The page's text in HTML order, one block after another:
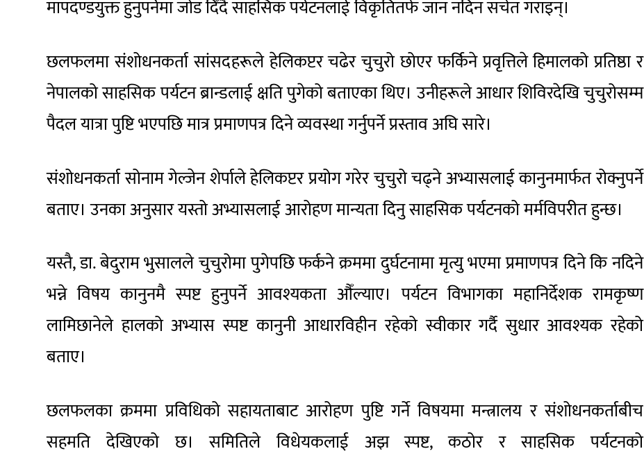
मापदण्डयुक्त हुनुपर्नेमा जोड दिँदै साहसिक पर्यटनलाई विकृतितर्फ जान नदिन सचेत गराइन्।
छलफलमा संशोधनकर्ता सांसदहरूले हेलिकप्टर चढेर चुचुरो छोएर फर्किने प्रवृत्तिले हिमालको प्रतिष्ठा र
नेपालको साहसिक पर्यटन ब्रान्डलाई क्षति पुगेको बताएका थिए। उनीहरूले आधार शिविरदेखि चुचुरोसम्म
पैदल यात्रा पुष्टि भएपछि मात्र प्रमाणपत्र दिने व्यवस्था गर्नुपर्ने प्रस्ताव अघि सारे।
संशोधनकर्ता सोनाम गेल्जेन शेर्पाले हेलिकप्टर प्रयोग गरेर चुचुरो चढ्ने अभ्यासलाई कानुनमार्फत रोक्नुपर्ने
बताए। उनका अनुसार यस्तो अभ्यासलाई आरोहण मान्यता दिनु साहसिक पर्यटनको मर्मविपरीत हुन्छ।
यस्तै, डा. बेदुराम भुसालले चुचुरोमा पुगेपछि फर्कने क्रममा दुर्घटनामा मृत्यु भएमा प्रमाणपत्र दिने कि नदिने
भन्ने विषय कानुनमै स्पष्ट हुनुपर्ने आवश्यकता औँल्याए। पर्यटन विभागका महानिर्देशक रामकृष्ण
लामिछानेले हालको अभ्यास स्पष्ट कानुनी आधारविहीन रहेको स्वीकार गर्दै सुधार आवश्यक रहेको
बताए।
छलफलका क्रममा प्रविधिको सहायताबाट आरोहण पुष्टि गर्ने विषयमा मन्त्रालय र संशोधनकर्ताबीच
सहमति देखिएको छ। समितिले विधेयकलाई अझ स्पष्ट, कठोर र साहसिक पर्यटनको